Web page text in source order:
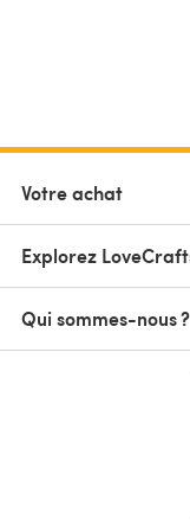
Votre achat
Explorez
Qui sommes-nous ?